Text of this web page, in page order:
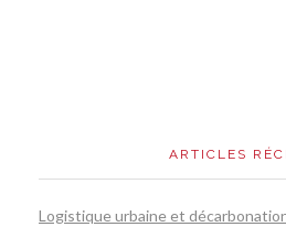
ARTICLES
Logistique urbaine et